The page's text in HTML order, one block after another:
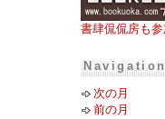
書肆侃侃房も参
Navigation
次の月
前の月